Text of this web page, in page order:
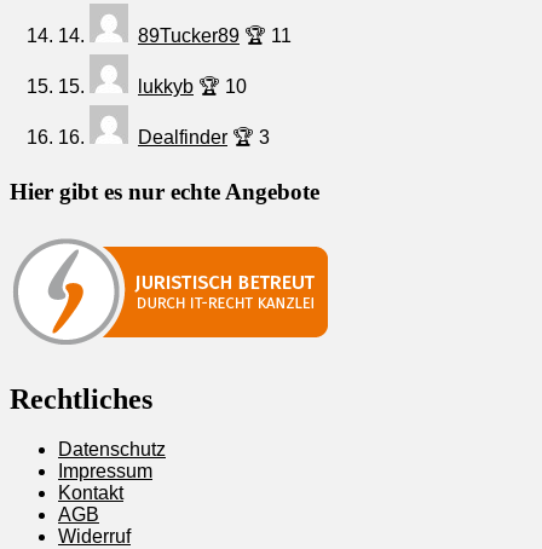
14. 89Tucker89 🏆 11
15. lukkyb 🏆 10
16. Dealfinder 🏆 3
Hier gibt es nur echte Angebote
Rechtliches
Datenschutz
Impressum
Kontakt
AGB
Widerruf